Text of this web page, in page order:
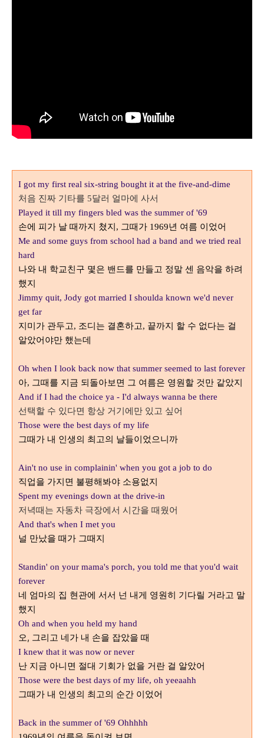
I got my first real six-string bought it at the five-and-dime
처음 진짜 기타를 5달러 얼마에 사서
Played it till my fingers bled was the summer of '69
손에 피가 날 때까지 쳤지, 그때가 1969년 여름 이었어
Me and some guys from school had a band and we tried real
hard
나와 내 학교친구 몇은 밴드를 만들고 정말 센 음악을 하려
했지
Jimmy quit, Jody got married I shoulda known we'd never
get far
지미가 관두고, 조디는 결혼하고, 끝까지 할 수 없다는 걸
알았어야만 했는데
Oh when I look back now that summer seemed to last forever
아, 그때를 지금 되돌아보면 그 여름은 영원할 것만 같았지
And if I had the choice ya - I'd always wanna be there
선택할 수 있다면 항상 거기에만 있고 싶어
Those were the best days of my life
그때가 내 인생의 최고의 날들이었으니까
Ain't no use in complainin' when you got a job to do
직업을 가지면 불평해봐야 소용없지
Spent my evenings down at the drive-in
저녁때는 자동차 극장에서 시간을 때웠어
And that's when I met you
널 만났을 때가 그때지
Standin' on your mama's porch, you told me that you'd wait
forever
네 엄마의 집 현관에 서서 넌 내게 영원히 기다릴 거라고 말
했지
Oh and when you held my hand
오, 그리고 네가 내 손을 잡았을 때
I knew that it was now or never
난 지금 아니면 절대 기회가 없을 거란 걸 알았어
Those were the best days of my life, oh yeeaahh
그때가 내 인생의 최고의 순간 이었어
Back in the summer of '69 Ohhhhh